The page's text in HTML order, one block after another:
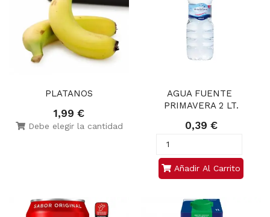
PLATANOS
1,99 €
Debe elegir la cantidad
AGUA FUENTE
PRIMAVERA 2 LT.
0,39 €
Añadir Al Carrito